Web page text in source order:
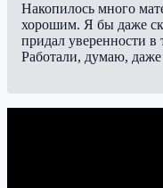
Накопилось много
хорошим. Я бы даже
придал уверенности
Работали, думаю,